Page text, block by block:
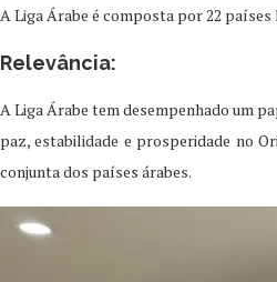
A Liga Árabe é composta por 22
Relevância:
A Liga Árabe tem desempenhado um
paz, estabilidade e prosperidade no
conjunta dos países árabes.